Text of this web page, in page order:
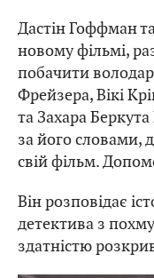
Дастін Гоффман
новому фільмі,
побачити
Фрейзера, Вікі
та Захара
за його словами,
свій фільм.
Він розповідає
детектива з
здатністю